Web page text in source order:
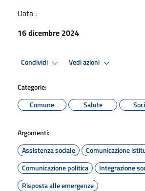
Data :
16 dicembre 2024
Condividi Vedi azioni
Categorie:
Comune
Salute
Argomenti:
Assistenza sociale
Comunicazione
Comunicazione politica
Integrazione
Risposta alle emergenze